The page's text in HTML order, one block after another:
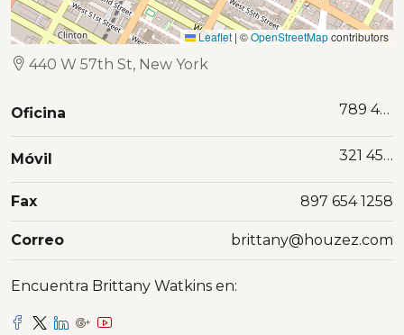
Leaflet |©OpenStreetMapcontributors
440 W 57th St, New York
Oficina 789 456 3210
Móvil 321 456 9874
Fax 897 654 1258
Correo brittany@houzez.com
Encuentra Brittany Watkins en: